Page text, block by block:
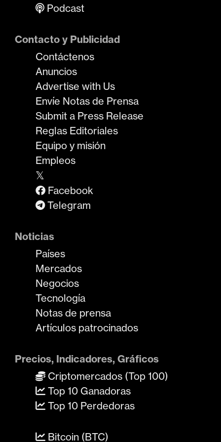
Podcast
Contacto y Publicidad
Contáctenos
Anuncios
Advertise with Us
Envíe Notas de Prensa
Submit a Press Release
Reglas Editoriales
Equipo y misión
Empleos
𝕏
Facebook
Telegram
Noticias
Países
Mercados
Negocios
Tecnología
Notas de prensa
Artículos patrocinados
Precios, Indicadores, Gráficos
Criptomercados (Top 100)
Top 10 Ganadoras
Top 10 Perdedoras
Bitcoin (BTC)